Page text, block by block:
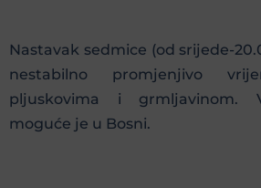
Nastavak sedmice (od srijede-
nestabilno promjenjivo
pljuskovima i grmljavinom.
moguće je u Bosni.